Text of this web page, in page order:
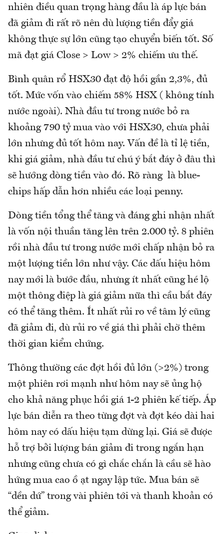
nhiên điều quan trọng hàng đầu là áp lực bán
đã giảm đi rất rõ nên dù lượng tiền đẩy giá
không thực sự lớn cũng tạo chuyển biến tốt. Số
mã đạt giá Close > Low > 2% chiếm ưu thế.
Bình quân rổ HSX30 đạt độ hồi gần 2,3%, đủ
tốt. Mức vốn vào chiếm 58% HSX ( không tính
nước ngoài). Nhà đầu tư trong nước bỏ ra
khoảng 790 tỷ mua vào với HSX30, chưa phải
lớn nhưng đủ tốt hôm nay. Vấn đề là tỉ lệ tiền,
khi giá giảm, nhà đầu tư chú ý bắt đáy ở đâu thì
sẽ hướng dòng tiền vào đó. Rõ ràng là blue-
chips hấp dẫn hơn nhiều các loại penny.
Dòng tiền tổng thể tăng và đáng ghi nhận nhất
là vốn nội thuần tăng lên trên 2.000 tỷ. 8 phiên
rồi nhà đầu tư trong nước mới chấp nhận bỏ ra
một lượng tiền lớn như vậy. Các dấu hiệu hôm
nay mới là bước đầu, nhưng ít nhất cũng hé lộ
một thông điệp là giá giảm nữa thì cầu bắt đáy
có thể tăng thêm. Ít nhất rủi ro về tâm lý cũng
đã giảm đi, dù rủi ro về giá thì phải chờ thêm
thời gian kiểm chứng.
Thông thường các đợt hồi đủ lớn (>2%) trong
một phiên rơi mạnh như hôm nay sẽ ủng hộ
cho khả năng phục hồi giá 1-2 phiên kế tiếp. Áp
lực bán diễn ra theo từng đợt và đợt kéo dài hai
hôm nay có dấu hiệu tạm dừng lại. Giá sẽ được
hỗ trợ bởi lượng bán giảm đi trong ngắn hạn
nhưng cũng chưa có gì chắc chắn là cầu sẽ hào
hứng mua cao ồ ạt ngay lập tức. Mua bán sẽ
“dền dứ” trong vài phiên tới và thanh khoản có
thể giảm.